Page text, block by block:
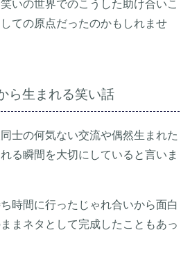
いの世界でのこうした助け合いこ
ての原点だったのかもしれませ
ら生まれる笑い話
士の何気ない交流や偶然生まれた
る瞬間を大切にしていると言いま
時間に行ったじゃれ合いから面白
まネタとして完成したこともあっ